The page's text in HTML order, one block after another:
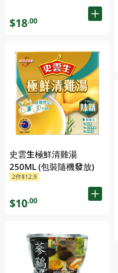
$18.00
史雲生極鮮清雞湯
250ML (包裝隨機發放)
2件$12.9
$10.00